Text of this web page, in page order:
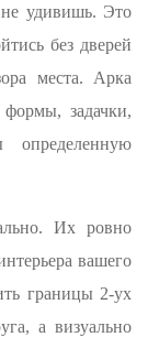
удивишь. Это
без дверей
места. Арка
формы, задачки,
определенную
Их ровно
вашего
границы 2-ух
а визуально